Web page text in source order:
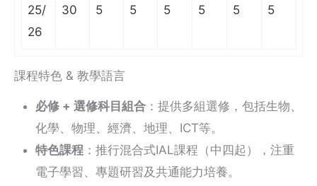
25/
26
30 5 5 5 5 5 5
課程特色 & 教學語言
必修 + 選修科目組合 ：提供多組選修，包括生物、
化學、物理、經濟、地理、ICT等。
特色課程 ：推行混合式IAL課程（中四起），注重
電子學習、專題研習及共通能力培養。